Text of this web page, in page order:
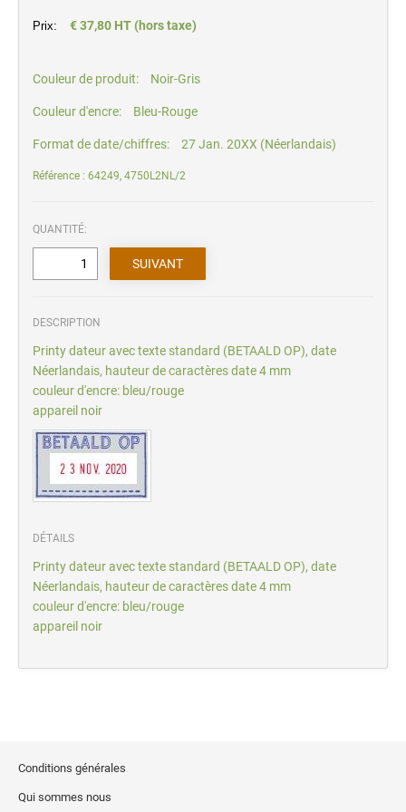
Prix: € 37,80 HT (hors taxe)
Couleur de produit: Noir-Gris
Couleur d'encre: Bleu-Rouge
Format de date/chiffres: 27 Jan. 20XX (Néerlandais)
Référence : 64249, 4750L2NL/2
QUANTITÉ:
DESCRIPTION
Printy dateur avec texte standard (BETAALD OP), date
Néerlandais, hauteur de caractères date 4 mm
couleur d'encre: bleu/rouge
appareil noir
DÉTAILS
Printy dateur avec texte standard (BETAALD OP), date
Néerlandais, hauteur de caractères date 4 mm
couleur d'encre: bleu/rouge
appareil noir
Conditions générales
Qui sommes nous